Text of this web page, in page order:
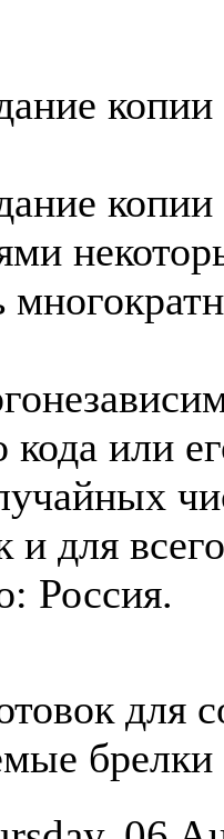
кода или
и для
Россия.
для